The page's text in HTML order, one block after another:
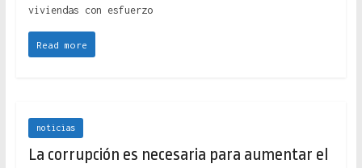
viviendas con esfuerzo
Read more
noticias
La corrupción es necesaria para aumentar el